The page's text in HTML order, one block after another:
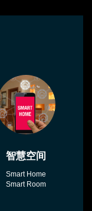
智慧空间
Smart Home
Smart Room